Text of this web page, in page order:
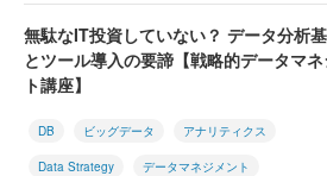
無駄なIT投資していない？ データ分析
とツール導入の要諦【戦略的データマ
ト講座】
DB ビッグデータ アナリティクス
Data Strategy データマネジメント